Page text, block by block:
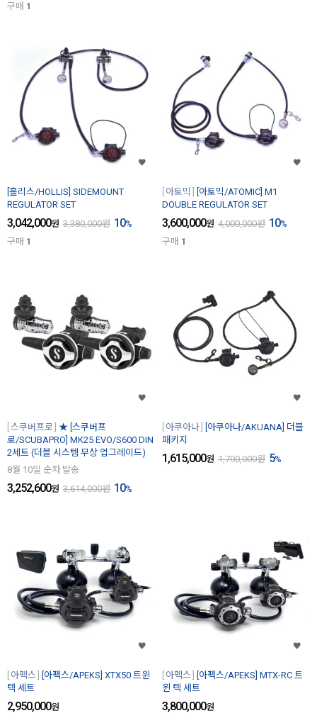
구매 1
[홀리스/HOLLIS] SIDEMOUNT
REGULATOR SET
3,042,000원 3,380,000원 10%
구매 1
아토믹
[아토믹/ATOMIC] M1
DOUBLE REGULATOR SET
3,600,000원 4,000,000원 10%
구매 1
스쿠버프로 ★ [스쿠버프
로/SCUBAPRO] MK25 EVO/S600 DIN
2세트 (더블 시스템 무상 업그레이드)
8월 10일 순차 발송
3,252,600원 3,614,000원 10%
아쿠아나
[아쿠아나/AKUANA] 더블
패키지
1,615,000원 1,700,000원 5%
아펙스
[아펙스/APEKS] XTX50 트윈
텍 세트
2,950,000원
아펙스
[아펙스/APEKS] MTX-RC 트
윈 텍 세트
3,800,000원